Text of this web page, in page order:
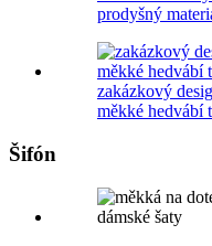
prodyšný
zakázkový
měkké hedvábí
Šifón